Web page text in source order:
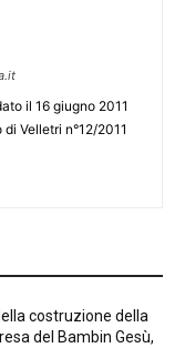
il 16 giugno 2011
Velletri n°12/2011
costruzione della
del Bambin Gesù,